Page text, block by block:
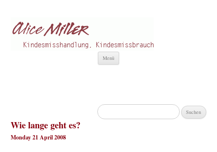
Menü
Suchen
nach:
Wie lange geht es?
Monday 21 April 2008